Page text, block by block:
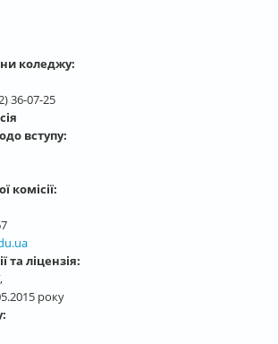
коледжу:
36-07-25
вступу:
комісії:
та ліцензія:
року